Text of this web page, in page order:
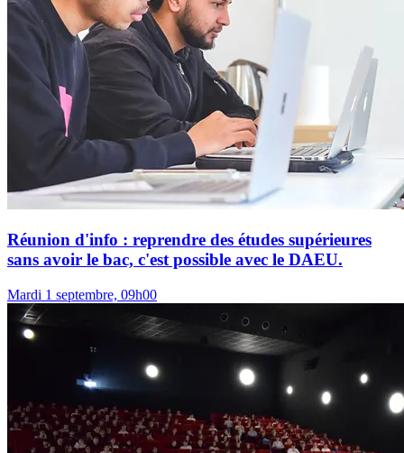
Réunion d'info : reprendre des études supérieures
sans avoir le bac, c'est possible avec le DAEU.
Mardi 1 septembre, 09h00